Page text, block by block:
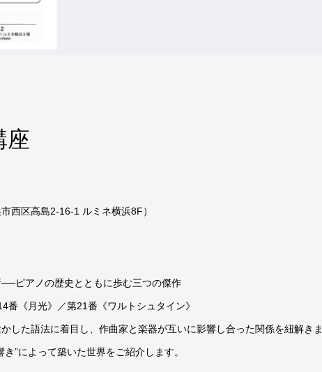
座
西区高島2-16-1 ルミネ横浜8F）
ピアノの歴史とともに歩む三つの傑作
《月光》／第21番《ワルトシュタイン》
した語法に着目し、作曲家と楽器が互いに影響し合った関係を紐解きま
”によって築いた世界をご紹介します。